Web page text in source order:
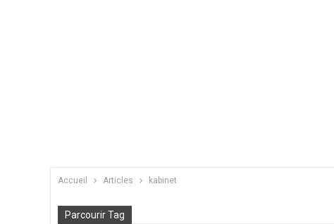
Accueil Articles kabinet
Parcourir Tag